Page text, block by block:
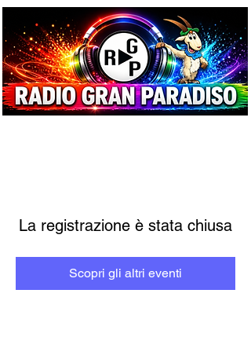
La registrazione è stata chiusa
Scopri gli altri eventi